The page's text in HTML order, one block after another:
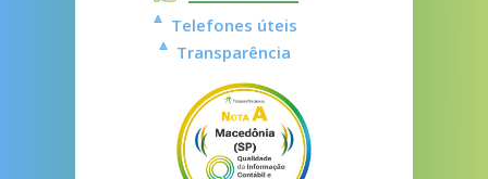
Telefones úteis
Transparência